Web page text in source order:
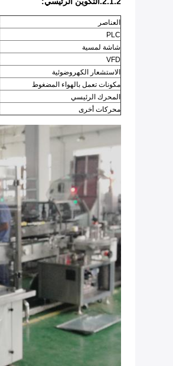
العناصر
PLC
شاشة لمسية
VFD
الاستشعار الكهروضوئية
مكونات تعمل بالهواء المضغوط
المحرك الرئيسي
محركات أخرى